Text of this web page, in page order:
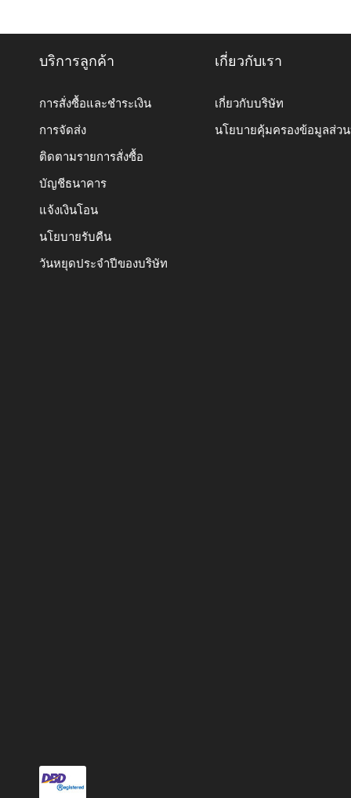
บริการลูกค้า
การสั่งซื้อและชำระเงิน
การจัดส่ง
ติดตามรายการสั่งซื้อ
บัญชีธนาคาร
แจ้งเงินโอน
นโยบายรับคืน
วันหยุดประจำปีของบริษัท
เกี่ยวกับเรา
เกี่ยวกับบริษัท
นโยบายคุ้มครองข้อมูลส่ว